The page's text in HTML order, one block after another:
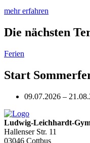
mehr erfahren
Die nächsten
Ferien
Start
09.07.2026 –
Ludwig-Leichhardt-
Hallenser Str. 11
03046 Cottbus